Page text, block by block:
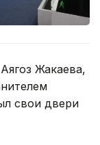
Жакаева,
свои двери